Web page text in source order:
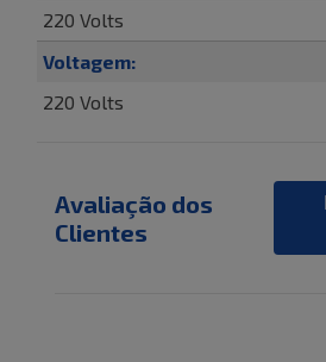
220 Volts
Voltagem:
220 Volts
Avaliação dos
Clientes